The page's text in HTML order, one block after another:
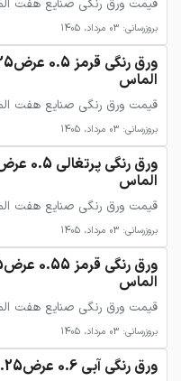
قیمت ورق رنگی صنایع هفت
بروزرسانی: 03 مرداد، 1405
الماس
قیمت ورق رنگی صنایع هفت
بروزرسانی: 03 مرداد، 1405
الماس
قیمت ورق رنگی صنایع هفت
بروزرسانی: 03 مرداد، 1405
الماس
قیمت ورق رنگی صنایع هفت
بروزرسانی: 03 مرداد، 1405
ورق رنگی آبی 0.6 عرض1.25 هفت الماس